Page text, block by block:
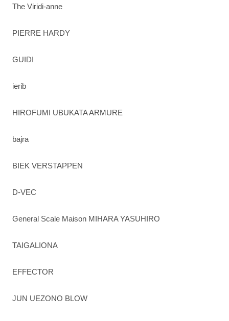
The Viridi-anne
PIERRE HARDY
GUIDI
ierib
HIROFUMI UBUKATA ARMURE
bajra
BIEK VERSTAPPEN
D-VEC
General Scale Maison MIHARA YASUHIRO
TAIGALIONA
EFFECTOR
JUN UEZONO BLOW